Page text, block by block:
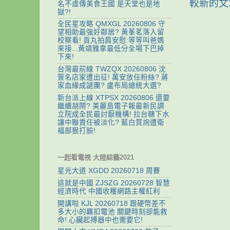
較新的
名不虛傳美食王國 是天堂也是地
獄?!
全民星攻略 QMXGL 20260806 守
望相助最強好鄰居? 黃莑茗落入留
校察看! 貢丸拍肩安慰:等等叫爸媽
來接...黃靖雅拿最低分全場下巴掉
下來!
台灣最前線 TWZQX 20260806 沈
簽名店家遭出征! 萬安放任粉絲? 蔣
家血緣成謎團? 盧布局總統大選?
新台派上線 XTPSX 20260806 還要
繼續胡鬧? 美麗島電子報最新民調
立院成全民最討厭機構! 拉台糖下水
讓中聯責任被淡化? 藍白質詢遭衛
福部狠打臉!
一起看電視 大陸綜藝2021
星光大道 XGDD 20260718 周賽
這就是中國 ZJSZG 20260728 智慧
經濟時代 中國收穫網路主權紅利
開講啦 KJL 20260718 跟硬幣差不
多大小的羈扣電池 關鍵時刻卻能救
命! 心臟起搏器中也需要它!